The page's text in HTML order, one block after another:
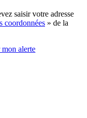
saisir votre adresse
coordonnées » de la
mon alerte